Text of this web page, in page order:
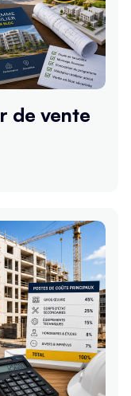
de vente